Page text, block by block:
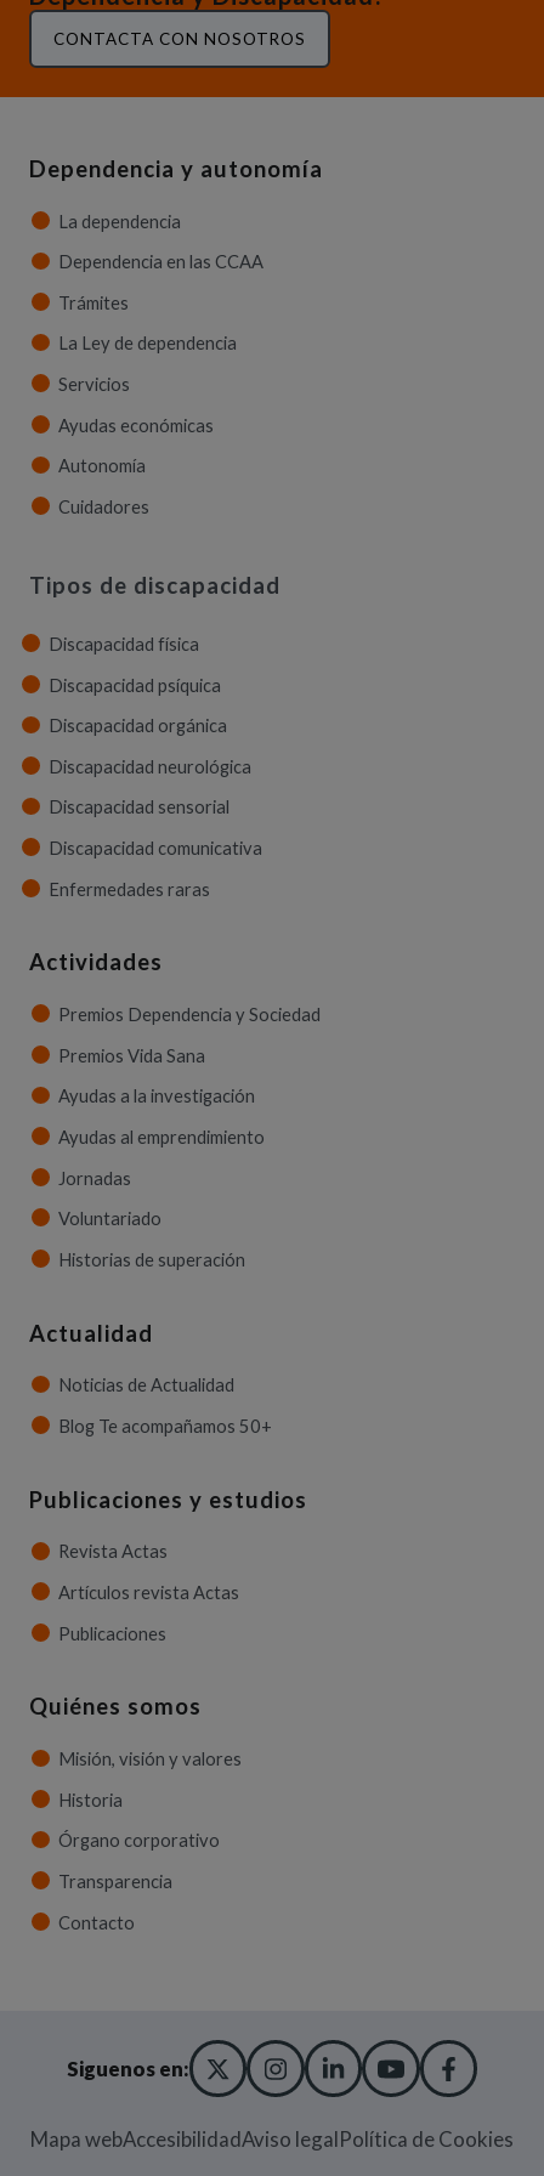
CONTACTA CON NOSOTROS
Dependencia y autonomía
La dependencia
Dependencia en las CCAA
Trámites
La Ley de dependencia
Servicios
Ayudas económicas
Autonomía
Cuidadores
Tipos de discapacidad
Discapacidad física
Discapacidad psíquica
Discapacidad orgánica
Discapacidad neurológica
Discapacidad sensorial
Discapacidad comunicativa
Enfermedades raras
Actividades
Premios Dependencia y Sociedad
Premios Vida Sana
Ayudas a la investigación
Ayudas al emprendimiento
Jornadas
Voluntariado
Historias de superación
Actualidad
Noticias de Actualidad
Blog Te acompañamos 50+
Publicaciones y estudios
Revista Actas
Artículos revista Actas
Publicaciones
Quiénes somos
Misión, visión y valores
Historia
Órgano corporativo
Transparencia
Contacto
Siguenos en: X TWITTER
(ABRE EN NUEVA
INSTAGRAM
(ABRE EN NUEVA
LINKEDIN
(ABRE EN
YOUTUBE
(ABRE EN
Mapa webAccesibilidadAviso legalPolítica de Cookies